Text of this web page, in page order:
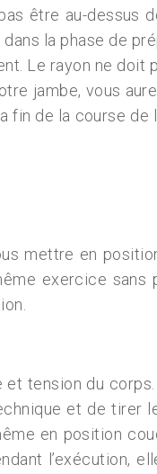
être au-dessus
la phase de
Le rayon ne doit
jambe, vous
fin de la course de
mettre en
exercice sans
tension du corps.
et de tirer
en position
l’exécution,